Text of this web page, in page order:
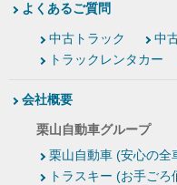
よくあるご質問
中古トラック
中
トラックレンタカー
会社概要
栗山自動車グループ
栗山自動車 (安心の全
トラスキー (お手ご